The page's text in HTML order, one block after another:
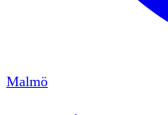
Malmö